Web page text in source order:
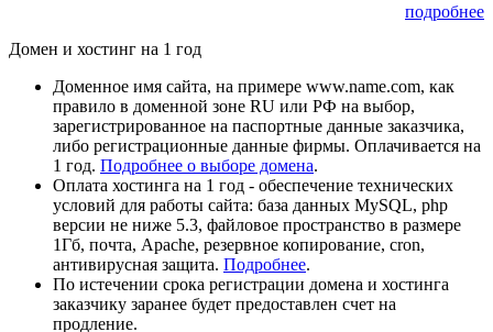
подробнее
Домен и хостинг на 1 год
Доменное имя сайта, на примере www.name.com, как
правило в доменной зоне RU или РФ на выбор,
зарегистрированное на паспортные данные заказчика,
либо регистрационные данные фирмы. Оплачивается на
1 год. Подробнее о выборе домена.
Оплата хостинга на 1 год - обеспечение технических
условий для работы сайта: база данных MySQL, php
версии не ниже 5.3, файловое пространство в размере
1Гб, почта, Apache, резервное копирование, cron,
антивирусная защита. Подробнее.
По истечении срока регистрации домена и хостинга
заказчику заранее будет предоставлен счет на
продление.